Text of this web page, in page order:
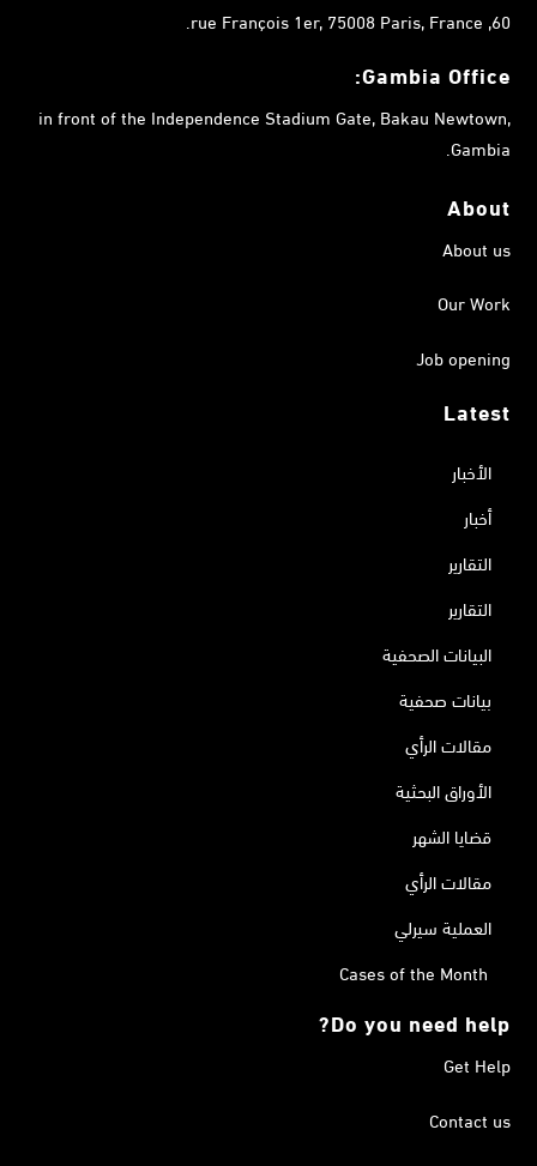
60, rue François 1er, 75008 Paris, France.
Gambia Office:
in front of the Independence Stadium Gate, Bakau Newtown,
Gambia.
About
About us
Our Work
Job opening
Latest
الأخبار
أخبار
التقارير
التقارير
البيانات الصحفية
بيانات صحفية
مقالات الرأي
الأوراق البحثية
قضايا الشهر
مقالات الرأي
العملية سيرلي
Cases of the Month
Do you need help?
Get Help
Contact us